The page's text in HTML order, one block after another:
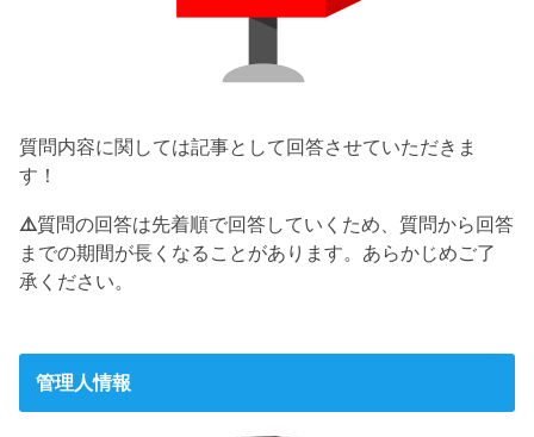
質問内容に関しては記事として回答させていただきま
す！
⚠️質問の回答は先着順で回答していくため、質問から回答
までの期間が長くなることがあります。あらかじめご了
承ください。
管理人情報